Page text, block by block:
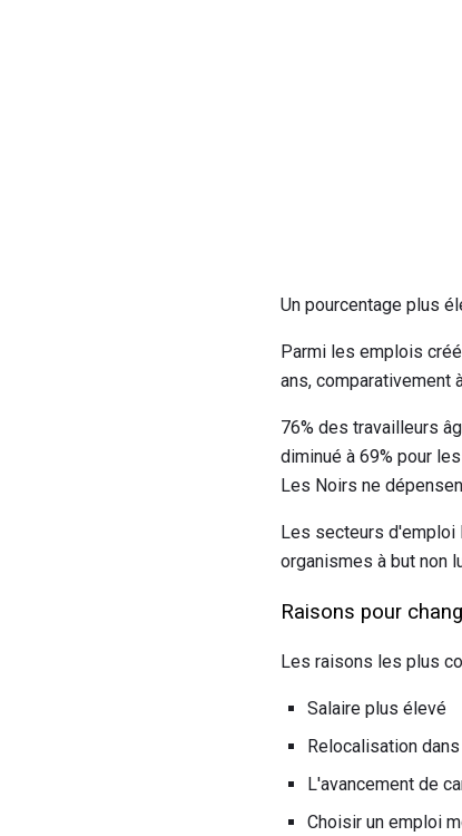
Un pourcentage plus
Parmi les emplois
ans, comparativement
76% des travailleurs
diminué à 69% pour
Les Noirs ne
Les secteurs d'emploi
organismes à but non
Raisons pour
Les raisons les plus
Salaire plus élevé
Relocalisation
L'avancement de
Choisir un emploi